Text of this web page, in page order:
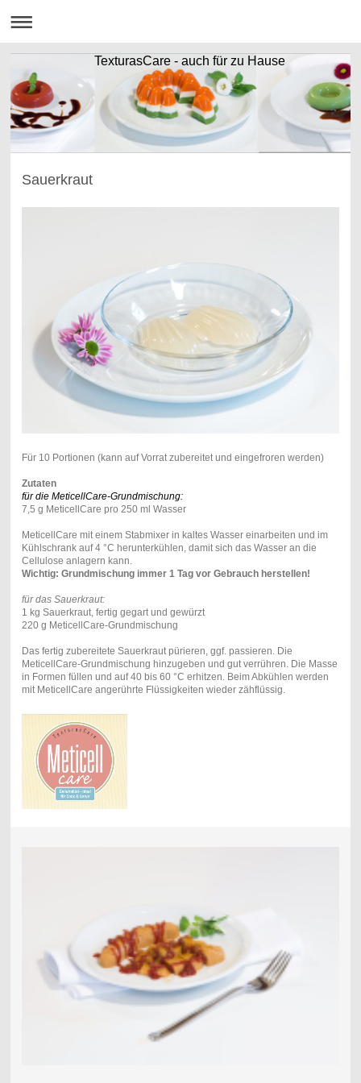
TexturasCare - auch für zu Hause
Sauerkraut
Für 10 Portionen (kann auf Vorrat zubereitet und eingefroren werden)
Zutaten
für die MeticellCare-Grundmischung:
7,5 g MeticellCare pro 250 ml Wasser
MeticellCare mit einem Stabmixer in kaltes Wasser einarbeiten und im
Kühlschrank auf 4 °C herunterkühlen, damit sich das Wasser an die
Cellulose anlagern kann.
Wichtig: Grundmischung immer 1 Tag vor Gebrauch herstellen!
für das Sauerkraut:
1 kg Sauerkraut, fertig gegart und gewürzt
220 g MeticellCare-Grundmischung
Das fertig zubereitete Sauerkraut pürieren, ggf. passieren. Die
MeticellCare-Grundmischung hinzugeben und gut verrühren. Die Masse
in Formen füllen und auf 40 bis 60 °C erhitzen. Beim Abkühlen werden
mit MeticellCare angerührte Flüssigkeiten wieder zähflüssig.